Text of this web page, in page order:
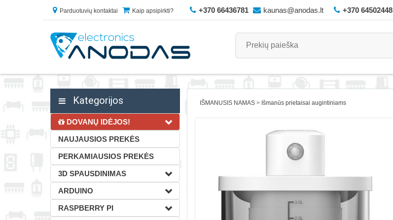
Parduotuvių kontaktai Kaip apsipirkti? +370 66436781 kaunas@anodas.lt +370 64502448
Kategorijos
DOVANŲ IDĖJOS!
NAUJAUSIOS PREKĖS
PERKAMIAUSIOS PREKĖS
3D SPAUSDINIMAS
ARDUINO
RASPBERRY PI
IŠMANUSIS NAMAS Išmanūs prietaisai augintiniams